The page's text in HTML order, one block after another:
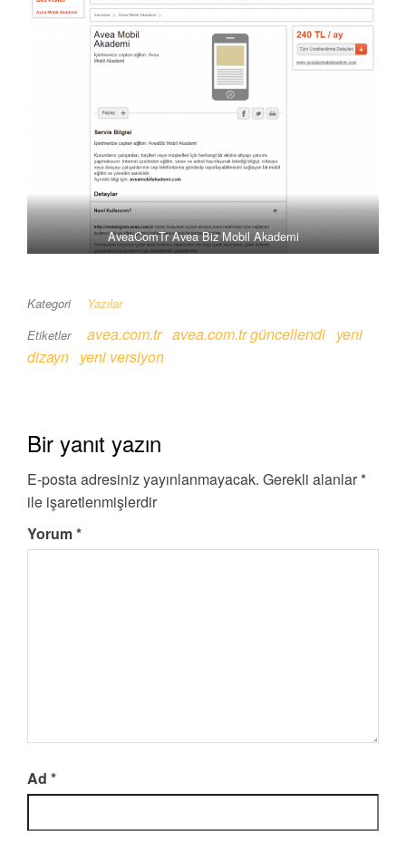
AveaComTr Avea Biz Mobil Akademi
Kategori
Yazılar
Etiketler
avea.com.tr avea.com.tr güncellendi yeni
dizayn yeni versiyon
Bir yanıt yazın
E-posta adresiniz yayınlanmayacak. Gerekli alanlar *
ile işaretlenmişlerdir
Yorum*
Ad *